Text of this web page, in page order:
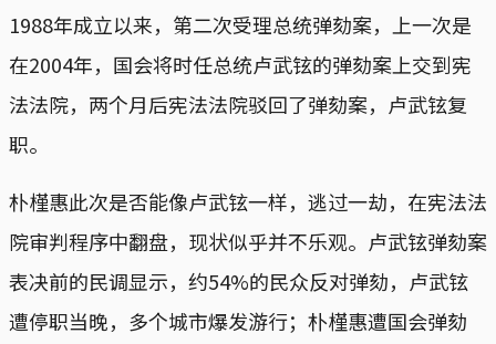
1988年成立以来，第二次受理总统弹劾案，上一次是
在2004年，国会将时任总统卢武铉的弹劾案上交到宪
法法院，两个月后宪法法院驳回了弹劾案，卢武铉复
职。
朴槿惠此次是否能像卢武铉一样，逃过一劫，在宪法法
院审判程序中翻盘，现状似乎并不乐观。卢武铉弹劾案
表决前的民调显示，约54%的民众反对弹劾，卢武铉
遭停职当晚，多个城市爆发游行；朴槿惠遭国会弹劾